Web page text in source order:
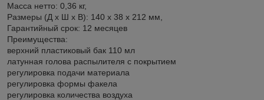
Масса нетто: 0,36 кг,
Размеры (Д x Ш x В): 140 x 38 x 212 мм,
Гарантийный срок: 12 месяцев
Преимущества:
верхний пластиковый бак 110 мл
латунная голова распылителя с покрытием
регулировка подачи материала
регулировка формы факела
регулировка количества воздуха